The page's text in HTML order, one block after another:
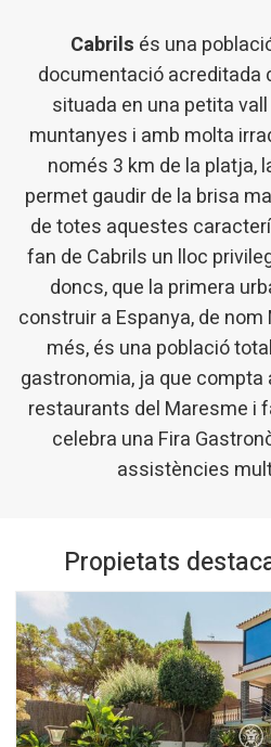
Cabrils és una
documentació acreditada
situada en una petita
muntanyes i amb molta
només 3 km de la platja,
permet gaudir de la brisa
de totes aquestes
fan de Cabrils un lloc
doncs, que la primera
construir a Espanya, de
més, és una població
gastronomia, ja que
restaurants del Maresme i
celebra una Fira
assistències
Propietats